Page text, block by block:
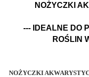
NOŻYCZKI
--- IDEALNE DO
ROŚLIN
NOŻYCZKI